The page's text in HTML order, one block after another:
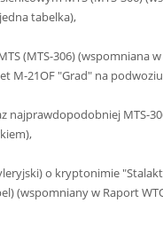
tabelka),
(MTS-306) (wspomniana
M-21OF "Grad" na
najprawdopodobniej MTS-
o kryptonimie
(wspomniany w Raport